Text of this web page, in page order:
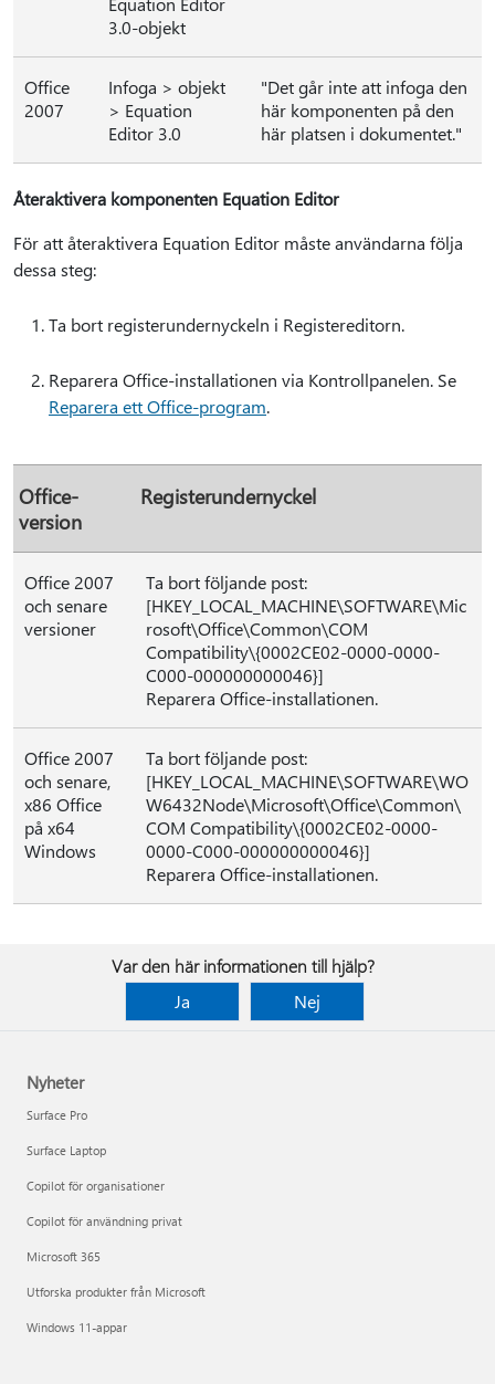
3.0-objekt
Office
2007
Infoga > objekt
> Equation
Editor 3.0
"Det går inte att infoga den
här komponenten på den
här platsen i dokumentet."
Återaktivera komponenten Equation Editor
För att återaktivera Equation Editor måste användarna följa
dessa steg:
Ta bort registerundernyckeln i Registereditorn.
Reparera Office-installationen via Kontrollpanelen. Se
Reparera ett Office-program.
Office-
version
Registerundernyckel
Office 2007
och senare
versioner
Ta bort följande post:
[HKEY_LOCAL_MACHINE\SOFTWARE\Mic
rosoft\Office\Common\COM
Compatibility\{0002CE02-0000-0000-
C000-000000000046}]
Reparera Office-installationen.
Office 2007
och senare,
x86 Office
på x64
Windows
Ta bort följande post:
[HKEY_LOCAL_MACHINE\SOFTWARE\WO
W6432Node\Microsoft\Office\Common\
COM Compatibility\{0002CE02-0000-
0000-C000-000000000046}]
Reparera Office-installationen.
Var den här informationen till hjälp?
Ja
Nej
Nyheter
Surface Pro
Surface Laptop
Copilot för organisationer
Copilot för användning privat
Microsoft 365
Utforska produkter från Microsoft
Windows 11-appar